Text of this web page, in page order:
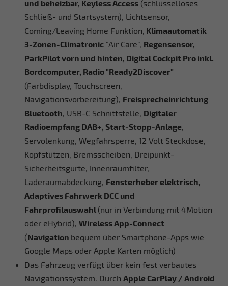
und beheizbar, Keyless Access (schlüsselloses
Schließ- und Startsystem), Lichtsensor,
Coming/Leaving Home Funktion, Klimaautomatik
3-Zonen-Climatronic "Air Care", Regensensor,
ParkPilot vorn und hinten, Digital Cockpit Pro inkl.
Bordcomputer, Radio "Ready2Discover"
(Farbdisplay, Touchscreen,
Navigationsvorbereitung), Freisprecheinrichtung
Bluetooth , USB-C Schnittstelle, Digitaler
Radioempfang DAB+, Start-Stopp-Anlage
Servolenkung, Wegfahrsperre, 12 Volt Steckdose,
Kopfstützen, Bremsscheiben, Dreipunkt-
Sicherheitsgurte, Innenraumfilter,
Laderaumabdeckung, Fensterheber elektrisch,
Adaptives Fahrwerk DCC und
Fahrprofilauswahl (nur in Verbindung mit 4Motion
oder eHybrid), Wireless App-Connect
(Navigation bequem über Smartphone-Apps wie
Google Maps oder Apple Karten möglich)
Das Fahrzeug verfügt über kein fest verbautes
Navigationssystem. Durch Apple CarPlay / Android